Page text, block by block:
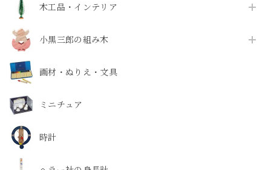
木工品・インテリア
小黒三郎の組み木
画材・ぬりえ・文具
ミニチュア
時計